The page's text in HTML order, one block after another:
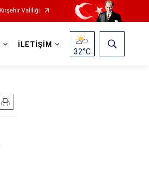
Kırşehir Valiliği
İLETİŞİM
32°C